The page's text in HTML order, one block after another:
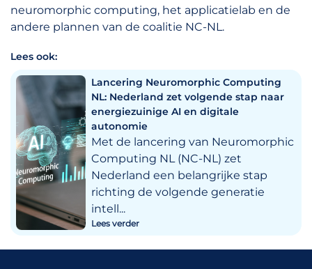
neuromorphic computing, het applicatielab en de
andere plannen van de coalitie NC-NL.
Lees ook:
Lancering Neuromorphic Computing
NL: Nederland zet volgende stap naar
energiezuinige AI en digitale
autonomie
Met de lancering van Neuromorphic
Computing NL (NC-NL) zet
Nederland een belangrijke stap
richting de volgende generatie
intell...
Lees verder